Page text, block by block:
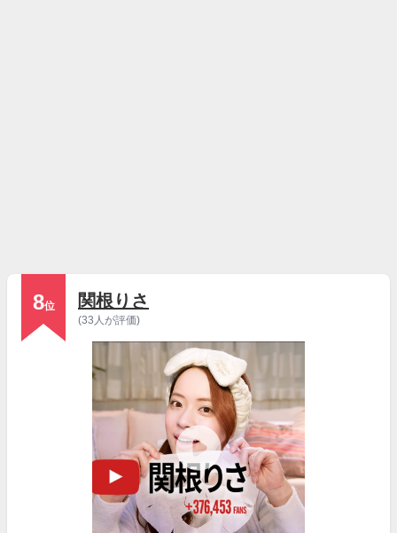
8位 関根りさ
(33人が評価)